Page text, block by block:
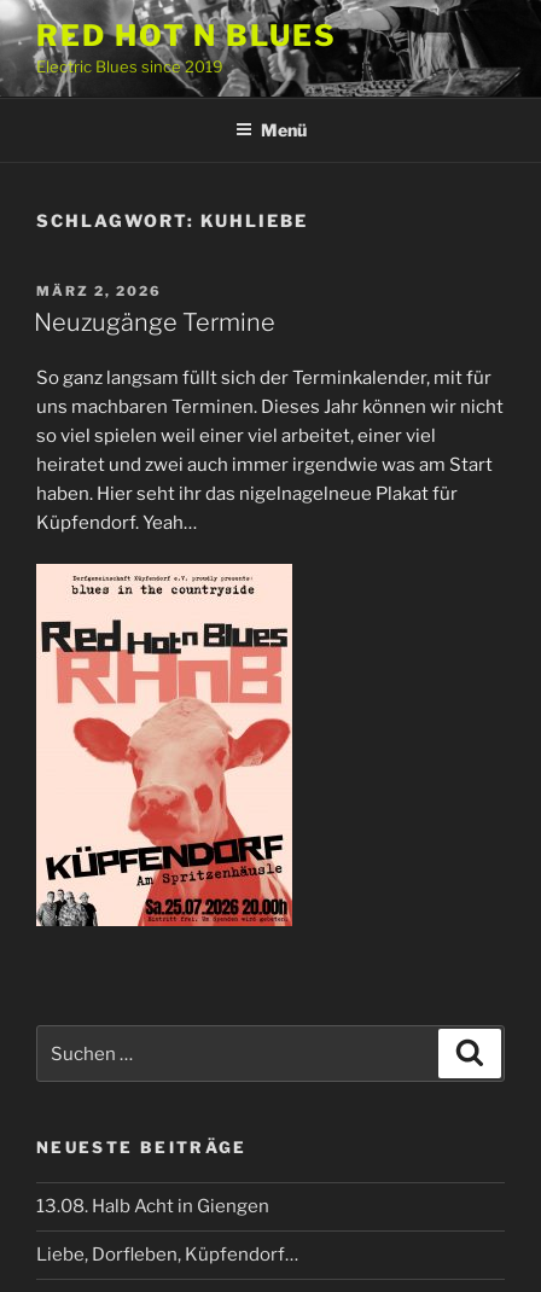
Zum
Inhalt
springen
RED HOT N BLUES
Electric Blues since 2019
Menü
SCHLAGWORT: KUHLIEBE
VERÖFFENTLICHT
AM
MÄRZ 2, 2026
Neuzugänge Termine
So ganz langsam füllt sich der Terminkalender, mit für
uns machbaren Terminen. Dieses Jahr können wir nicht
so viel spielen weil einer viel arbeitet, einer viel
heiratet und zwei auch immer irgendwie was am Start
haben. Hier seht ihr das nigelnagelneue Plakat für
Küpfendorf. Yeah…
nach:
NEUESTE BEITRÄGE
13.08. Halb Acht in Giengen
Liebe, Dorfleben, Küpfendorf…